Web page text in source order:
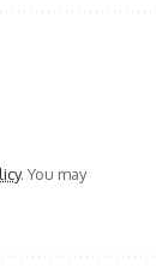
. You may